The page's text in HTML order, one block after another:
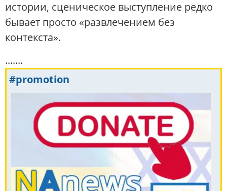
истории, сценическое выступление редко
бывает просто «развлечением без
контекста».
.......
#promotion